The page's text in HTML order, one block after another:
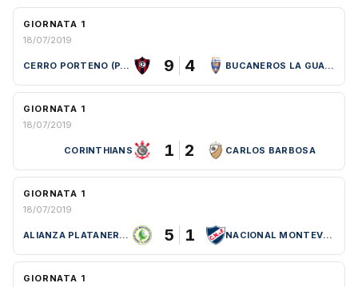
GIORNATA 1
18/07/2019
CERRO PORTENO (PAR) 9 4 BUCANEROS LA GUAIRA (VEN)
GIORNATA 1
18/07/2019
CORINTHIANS 1 2 CARLOS BARBOSA
GIORNATA 1
18/07/2019
ALIANZA PLATANERA (COL) 5 1 NACIONAL MONTEVIDEO (URU)
GIORNATA 1